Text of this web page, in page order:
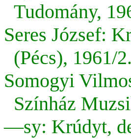
Tudomány,
Seres József:
(Pécs), 1961/
Somogyi
Színház
—sy: Krúdyt,